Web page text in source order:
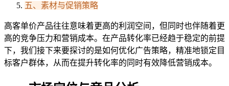
五、素材与促销策略
高客单价产品往往意味着更高的利润空间，但同时也伴随着更
高的竞争压力和营销成本。在产品转化率已经趋于稳定的前提
下，我们接下来要探讨的是如何优化广告策略，精准地锁定目
标客户群体，从而在提升转化率的同时有效降低营销成本。